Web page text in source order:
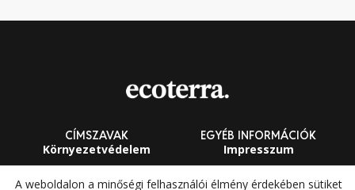
CÍMSZAVAK
Környezetvédelem
Fenntarthatóság
EGYÉB INFORMÁCIÓK
Impresszum
Általános Szerződési
A weboldalon a minőségi felhasználói élmény érdekében sütiket